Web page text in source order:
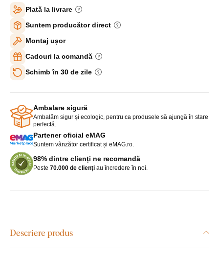
Plată la livrare
Suntem producător direct
Montaj ușor
Cadouri la comandă
Schimb în 30 de zile
Ambalare sigură
Ambalăm sigur și ecologic, pentru ca produsele să ajungă în stare
perfectă.
Partener oficial eMAG
Suntem vânzător certificat și eMAG.ro.
98% dintre clienți ne recomandă
Peste 70.000 de clienți au încredere în noi.
Descriere produs